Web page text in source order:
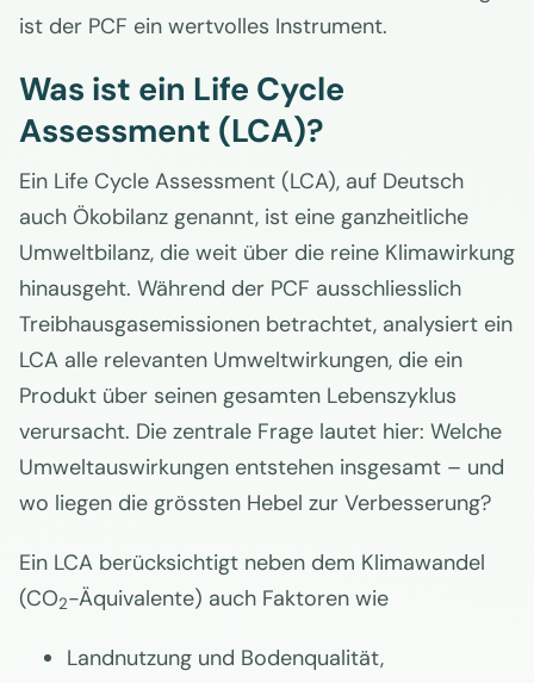
ist der PCF ein wertvolles Instrument.
Was ist ein Life Cycle
Assessment (LCA)?
Ein Life Cycle Assessment (LCA), auf Deutsch
auch Ökobilanz genannt, ist eine ganzheitliche
Umweltbilanz, die weit über die reine Klimawirkung
hinausgeht. Während der PCF ausschliesslich
Treibhausgasemissionen betrachtet, analysiert ein
LCA alle relevanten Umweltwirkungen, die ein
Produkt über seinen gesamten Lebenszyklus
verursacht. Die zentrale Frage lautet hier: Welche
Umweltauswirkungen entstehen insgesamt – und
wo liegen die grössten Hebel zur Verbesserung?
Ein LCA berücksichtigt neben dem Klimawandel
(CO2-Äquivalente) auch Faktoren wie
Landnutzung und Bodenqualität,